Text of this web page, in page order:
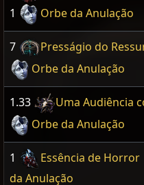
1
Orbe da Anulação
7 Presságio do
Orbe da Anulação
1.33 Uma Audiência
Orbe da Anulação
1 Essência de Horror
da Anulação